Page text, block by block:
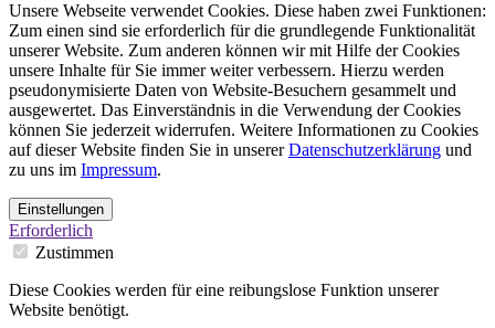
Unsere Webseite verwendet Cookies. Diese haben zwei Funktionen:
Zum einen sind sie erforderlich für die grundlegende Funktionalität
unserer Website. Zum anderen können wir mit Hilfe der Cookies
unsere Inhalte für Sie immer weiter verbessern. Hierzu werden
pseudonymisierte Daten von Website-Besuchern gesammelt und
ausgewertet. Das Einverständnis in die Verwendung der Cookies
können Sie jederzeit widerrufen. Weitere Informationen zu Cookies
auf dieser Website finden Sie in unsererDatenschutzerklärung und
zu uns im Impressum.
Einstellungen
Erforderlich
Zustimmen
Diese Cookies werden für eine reibungslose Funktion unserer
Website benötigt.